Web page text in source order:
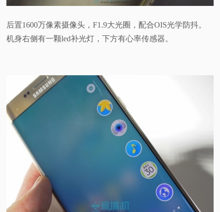
后置1600万像素摄像头，F1.9大光圈，配合OIS光学防抖。
机身右侧有一颗led补光灯，下方有心率传感器。